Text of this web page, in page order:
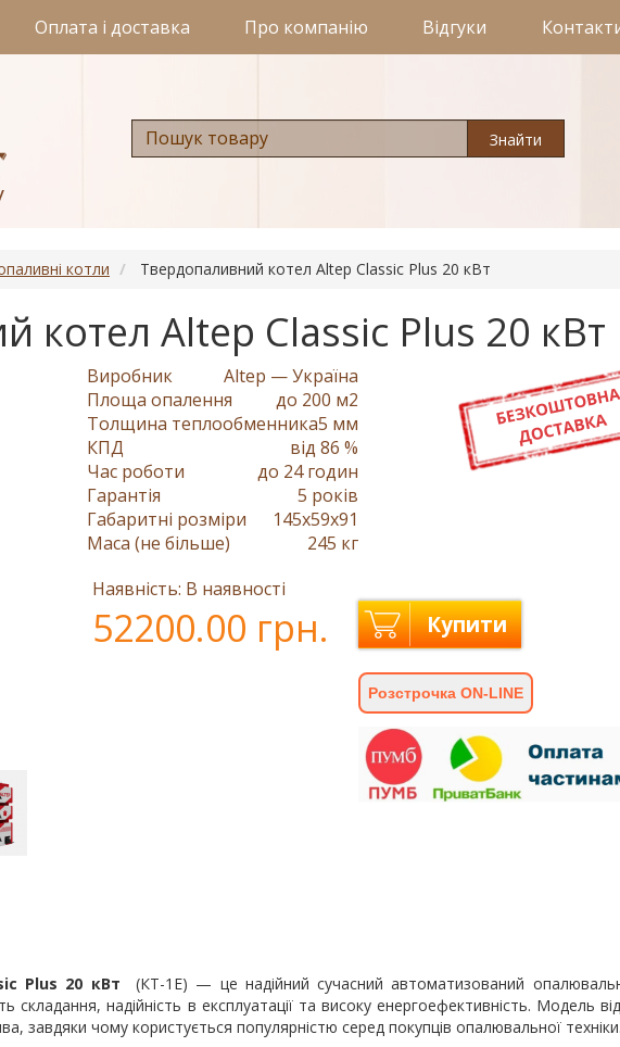
Оплата і доставка Про компанію Відгуки
Знайти
котли Твердопаливний котел Altep Classic Plus 20 кВт
котел Altep Classic Plus 20 кВт
Виробник
Altep — Україна
Площа опалення
до 200 м2
Толщина теплообменника5 мм
КПД
від 86 %
Час роботи
до 24 годин
Гарантія
5 років
Габаритні розміри
145x59x91
Маса (не більше)
245 кг
Наявність: В наявності
52200.00 грн. Купити
Розстрочка ON-LINE
Plus 20 кВт (КТ-1Е) — це надійний сучасний автоматизований
складання, надійність в експлуатації та високу енергоефективність. Модель
чому користується популярністю серед покупців опалювальної техніки.